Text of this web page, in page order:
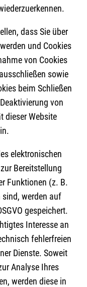
dass Sie über
und Cookies
von Cookies
sowie
beim Schließen
von
dieser Website
elektronischen
Bereitstellung
Funktionen (z. B.
werden auf
gespeichert.
Interesse an
fehlerfreien
Dienste. Soweit
Analyse Ihres
werden diese in